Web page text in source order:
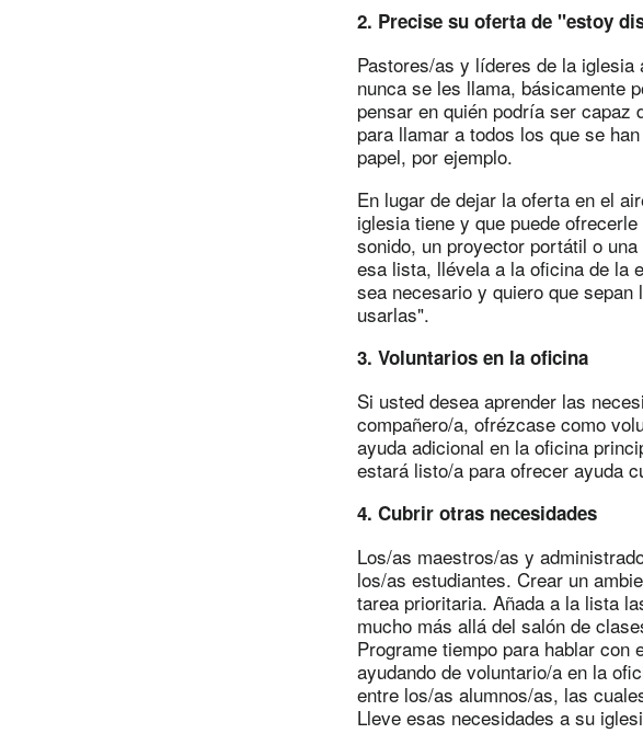
2. Precise su oferta de "estoy
Pastores/as y líderes de la iglesia
nunca se les llama, básicamente
pensar en quién podría ser capaz
para llamar a todos los que se
papel, por ejemplo.
En lugar de dejar la oferta en el
iglesia tiene y que puede
sonido, un proyector portátil o
esa lista, llévela a la oficina de la
sea necesario y quiero que
usarlas".
3. Voluntarios en la oficina
Si usted desea aprender las
compañero/a, ofrézcase como
ayuda adicional en la oficina
estará listo/a para ofrecer ayuda
4. Cubrir otras necesidades
Los/as maestros/as y
los/as estudiantes. Crear un
tarea prioritaria. Añada a la lista
mucho más allá del salón de
Programe tiempo para hablar
ayudando de voluntario/a en la
entre los/as alumnos/as, las
Lleve esas necesidades a su